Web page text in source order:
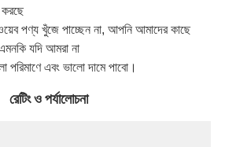
পণ্য খুঁজে পাচ্ছেন না, আপনি আমাদের কাছে
যদি আমরা না
এবং ভালো দামে পাবো।
রেটিং ও পর্যালোচনা